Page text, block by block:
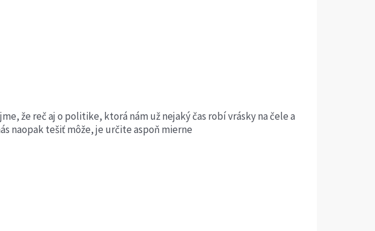
že reč aj o politike, ktorá nám už nejaký čas robí vrásky na čele a
naopak tešiť môže, je určite aspoň mierne